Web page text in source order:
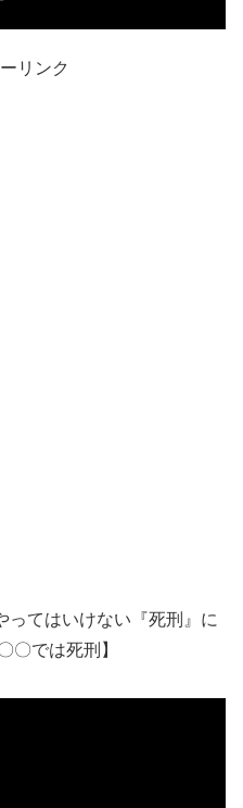
リンク
ってはいけない『死刑』に
〇では死刑】